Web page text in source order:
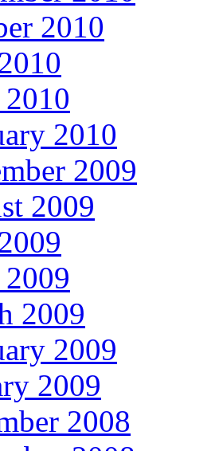
2010
2010
2009
2009
2009
2009
2009
2008